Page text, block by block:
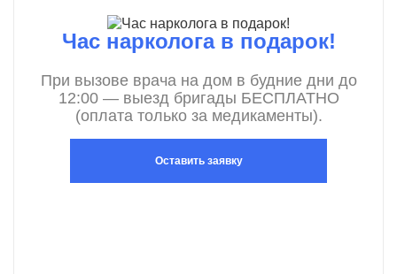
Час нарколога в подарок!
При вызове врача на дом в будние дни до
12:00 — выезд бригады БЕСПЛАТНО
(оплата только за медикаменты).
Оставить заявку